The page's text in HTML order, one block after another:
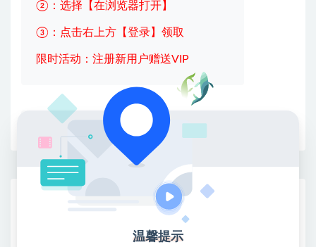
②：选择【在浏览器打开】
③：点击右上方【登录】领取
限时活动：注册新用户赠送VIP
收藏 海报 链接
网赚基地简介
❤本站：本站整合多方资源站，主要面向互联网创业
温馨提示